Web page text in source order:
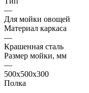
—
Для мойки овощей
Материал каркаса
—
Крашенная сталь
Размер мойки, мм
—
500х500х300
Полка